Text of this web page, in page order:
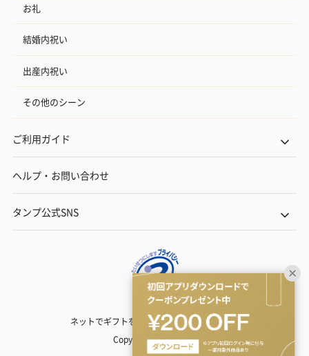
お礼
結婚内祝い
出産内祝い
その他のシーン
ご利用ガイド
ヘルプ・お問い合わせ
タンプ公式SNS
ネットでギフトを贈るなら | TANP（タンプ）
Copyright© TANP Inc.